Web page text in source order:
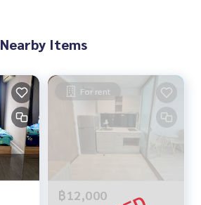
Nearby Items
For rent
฿12,000